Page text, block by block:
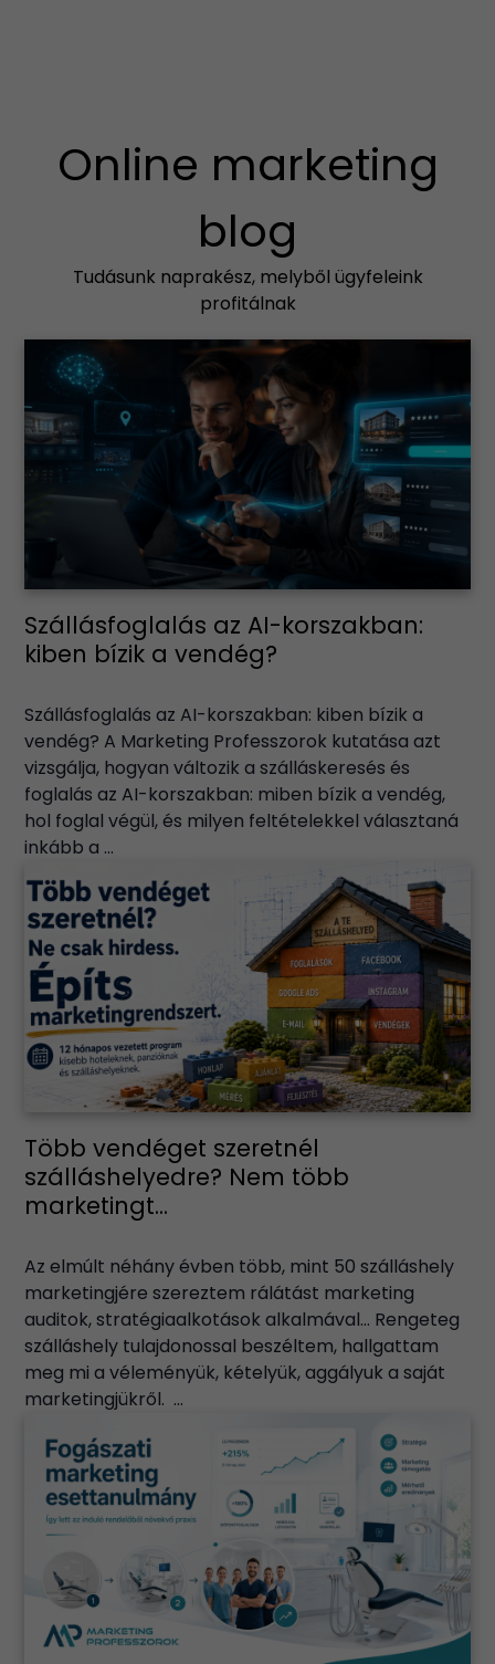
Online marketing
blog
Tudásunk naprakész, melyből ügyfeleink
profitálnak
Szállásfoglalás az AI-korszakban:
kiben bízik a vendég?
Szállásfoglalás az AI-korszakban: kiben bízik a
vendég? A Marketing Professzorok kutatása azt
vizsgálja, hogyan változik a szálláskeresés és
foglalás az AI-korszakban: miben bízik a vendég,
hol foglal végül, és milyen feltételekkel választaná
inkább a ...
Több vendéget szeretnél
szálláshelyedre? Nem több
marketingt...
Az elmúlt néhány évben több, mint 50 szálláshely
marketingjére szereztem rálátást marketing
auditok, stratégiaalkotások alkalmával… Rengeteg
szálláshely tulajdonossal beszéltem, hallgattam
meg mi a véleményük, kételyük, aggályuk a saját
marketingjükről. ...